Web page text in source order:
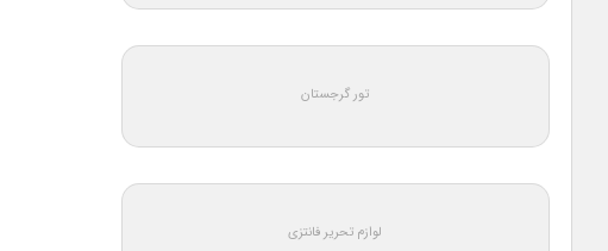
تور گرجستان
لوازم تحریر فانتزی